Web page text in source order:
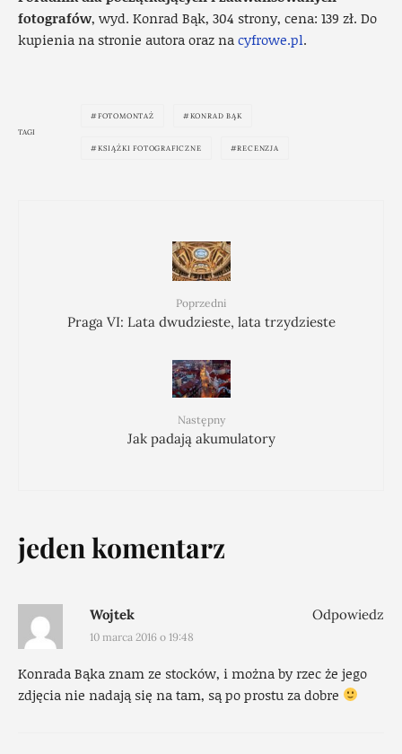
fotografów, wyd. Konrad Bąk, 304 strony, cena: 139 zł. Do
kupienia na stronie autora oraz nacyfrowe.pl.
TAGI
FOTOMONTAŻ KONRAD BĄK
KSIĄŻKI FOTOGRAFICZNE RECENZJA
Poprzedni
Praga VI: Lata dwudzieste, lata trzydzieste
Następny
Jak padają akumulatory
jeden komentarz
Wojtek
10 marca 2016 o 19:48
Konrada Bąka znam ze stocków, i można by rzec że jego
zdjęcia nie nadają się na tam, są po prostu za dobre
Odpowiedz